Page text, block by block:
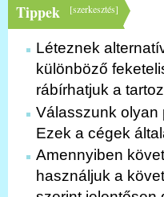
[szerkesztés]
Tippek
Léteznek
különböző
rábírhatjuk a
Válasszunk olyan
Ezek a cégek
Amennyiben
használjuk a